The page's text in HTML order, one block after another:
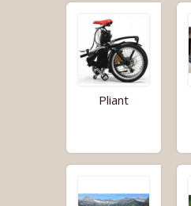
Pliant